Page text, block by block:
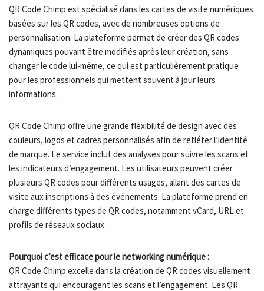
QR Code Chimp est spécialisé dans les cartes de visite numériques
basées sur les QR codes, avec de nombreuses options de
personnalisation. La plateforme permet de créer des QR codes
dynamiques pouvant être modifiés après leur création, sans
changer le code lui-même, ce qui est particulièrement pratique
pour les professionnels qui mettent souvent à jour leurs
informations.
QR Code Chimp offre une grande flexibilité de design avec des
couleurs, logos et cadres personnalisés afin de refléter l’identité
de marque. Le service inclut des analyses pour suivre les scans et
les indicateurs d’engagement. Les utilisateurs peuvent créer
plusieurs QR codes pour différents usages, allant des cartes de
visite aux inscriptions à des événements. La plateforme prend en
charge différents types de QR codes, notamment vCard, URL et
profils de réseaux sociaux.
Pourquoi c’est efficace pour le networking numérique :
QR Code Chimp excelle dans la création de QR codes visuellement
attrayants qui encouragent les scans et l’engagement. Les QR